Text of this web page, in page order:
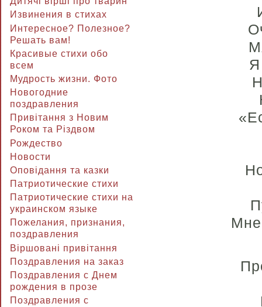
Извинения в стихах
Интересное? Полезное?
Решать вам!
Красивые стихи обо
всем
Мудрость жизни. Фото
Новогодние
поздравления
Привітання з Новим
Роком та Різдвом
Рождество
Новости
Оповідання та казки
Патриотические стихи
Патриотические стихи на
украинском языке
Пожелания, признания,
поздравления
Віршовані привітання
Поздравления на заказ
Поздравления с Днем
рождения в прозе
Поздравления с